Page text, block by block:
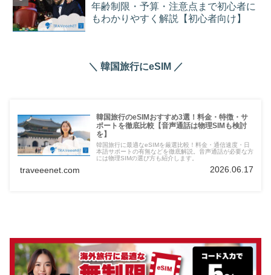
年齢制限・予算・注意点まで初心者に
もわかりやすく解説【初心者向け】
＼ 韓国旅行にeSIM ／
韓国旅行のeSIMおすすめ3選！料金・特徴・サ
ポートを徹底比較【音声通話は物理SIMも検討
を】
韓国旅行に最適なeSIMを厳選比較！料金・通信速度・日
本語サポートの有無などを徹底解説。音声通話が必要な方
には物理SIMの選び方も紹介します。
traveeenet.com 2026.06.17